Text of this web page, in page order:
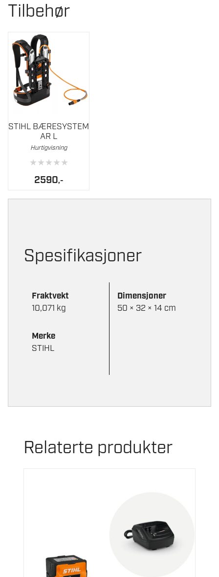
Tilbehør
STIHL BÆRESYSTEM
AR L
Hurtigvisning
★★★★★
2590,-
Spesifikasjoner
Fraktvekt
10,071 kg
Dimensjoner
50 × 32 × 14 cm
Merke
STIHL
Relaterte produkter